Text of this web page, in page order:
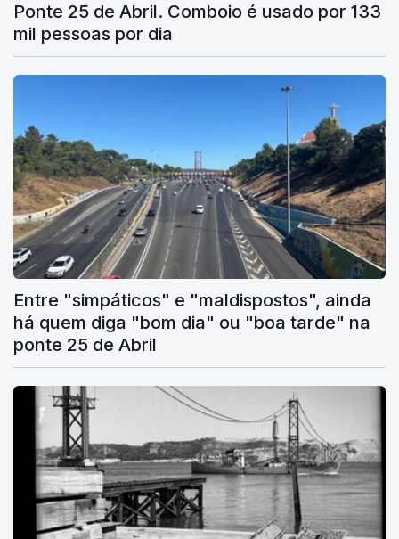
Ponte 25 de Abril. Comboio é usado por 133
mil pessoas por dia
Entre "simpáticos" e "maldispostos", ainda
há quem diga "bom dia" ou "boa tarde" na
ponte 25 de Abril